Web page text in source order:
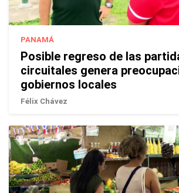
PANAMÁ
Posible regreso de las
circuitales genera
gobiernos locales
Félix Chávez